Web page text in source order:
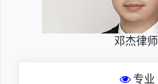
邓杰律师
专业